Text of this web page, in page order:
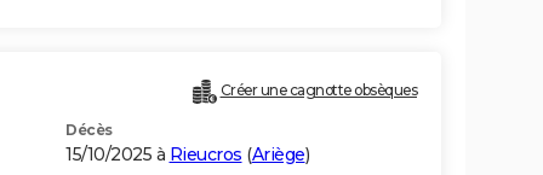
Créer une cagnotte obsèques
Décès
15/10/2025 à Rieucros (Ariège)